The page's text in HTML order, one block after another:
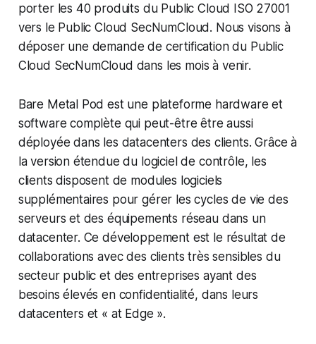
porter les 40 produits du Public Cloud ISO 27001
vers le Public Cloud SecNumCloud. Nous visons à
déposer une demande de certification du Public
Cloud SecNumCloud dans les mois à venir.
Bare Metal Pod est une plateforme hardware et
software complète qui peut-être être aussi
déployée dans les datacenters des clients. Grâce à
la version étendue du logiciel de contrôle, les
clients disposent de modules logiciels
supplémentaires pour gérer les cycles de vie des
serveurs et des équipements réseau dans un
datacenter. Ce développement est le résultat de
collaborations avec des clients très sensibles du
secteur public et des entreprises ayant des
besoins élevés en confidentialité, dans leurs
datacenters et « at Edge ».